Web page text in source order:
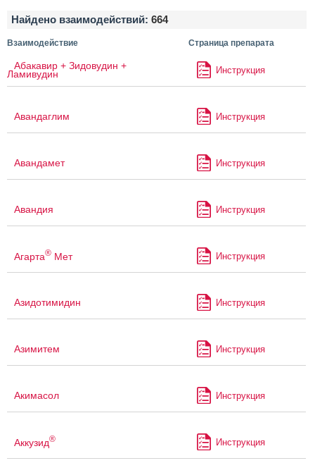
Найдено взаимодействий: 664
Взаимодействие Страница препарата
Абакавир + Зидовудин +
Ламивудин Инструкция
Авандаглим Инструкция
Авандамет Инструкция
Авандия Инструкция
Агарта® Мет Инструкция
Азидотимидин Инструкция
Азимитем Инструкция
Акимасол Инструкция
Аккузид® Инструкция